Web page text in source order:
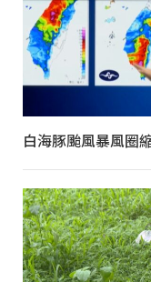
白海豚颱風暴風圈